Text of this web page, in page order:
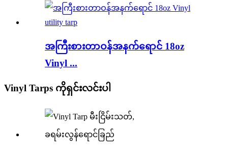
အကြီးစားတာဝန်အနက်ရောင် 18oz
Vinyl ...
Vinyl Tarps ကိုရှင်းလင်းပါ